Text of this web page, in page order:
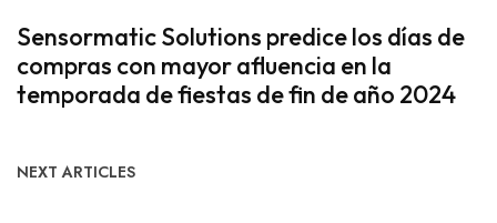
Sensormatic Solutions predice los días de
compras con mayor afluencia en la
temporada de fiestas de fin de año 2024
NEXT ARTICLES